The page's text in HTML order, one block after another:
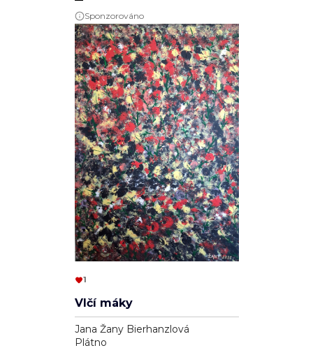
Sponzorováno
1
Vlčí máky
Jana Žany Bierhanzlová
Plátno